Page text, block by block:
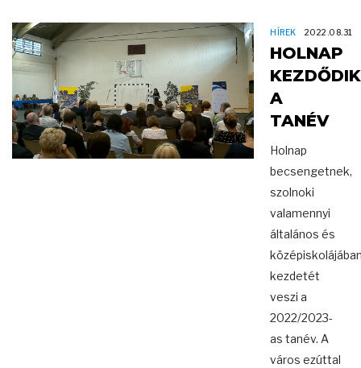
HÍREK 2022.08.31
HOLNAP
KEZDŐDIK
A
TANÉV
Holnap
becsengetnek,
szolnoki
valamennyi
általános és
kezdetét
veszi a
2022/2023-
as tanév. A
város ezúttal